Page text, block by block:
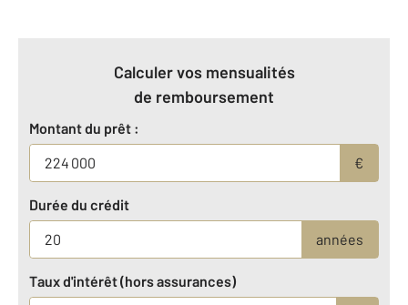
Calculer vos mensualités
de remboursement
Montant du prêt :
€
Durée du crédit
années
Taux d'intérêt (hors assurances)